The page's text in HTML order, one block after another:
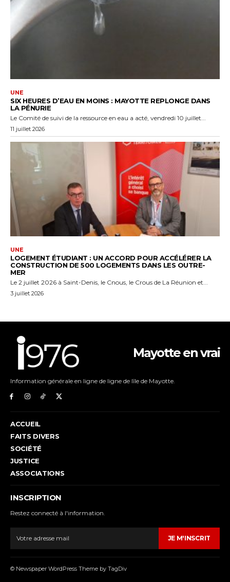
Mayotte en vrai
Information générale en ligne de ligne de lîle de Mayotte.
ACCUEIL
FAITS DIVERS
SOCIÉTÉ
JUSTICE
ASSOCIATIONS
INSCRIPTION
Restez connecté à l'information.
JE M'INSCRIT
© Newspaper WordPress Theme by TagDiv